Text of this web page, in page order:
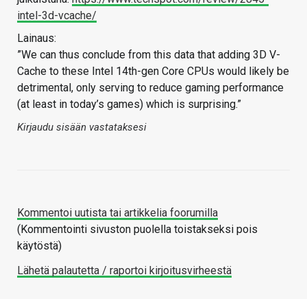
intel-3d-vcache/
Lainaus:
”We can thus conclude from this data that adding 3D V-
Cache to these Intel 14th-gen Core CPUs would likely be
detrimental, only serving to reduce gaming performance
(at least in today’s games) which is surprising.”
Kirjaudu sisään vastataksesi
Kommentoi uutista tai artikkelia foorumilla
(Kommentointi sivuston puolella toistakseksi pois
käytöstä)
Lähetä palautetta / raportoi kirjoitusvirheestä